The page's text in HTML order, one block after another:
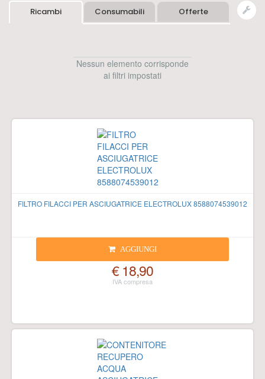
Ricambi Consumabili Offerte
Nessun elemento corrisponde
ai filtri impostati
FILTRO FILACCI PER ASCIUGATRICE ELECTROLUX 8588074539012
AGGIUNGI
€ 18,90